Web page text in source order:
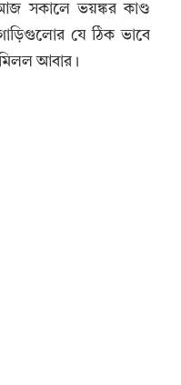
সকালে ভয়ঙ্কর কাণ্ড
যে ঠিক ভাবে
মিলল আবার।